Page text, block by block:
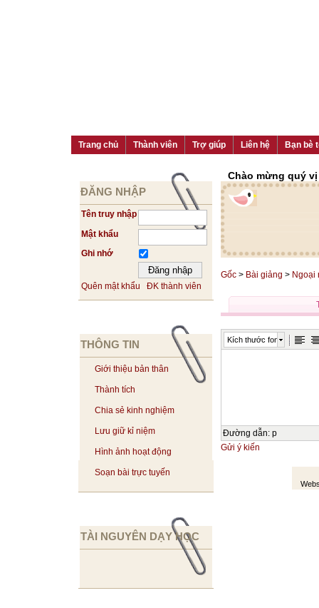
Trang chủ Thành viên Trợ giúp Liên hệ Bạn bè
ĐĂNG NHẬP
Tên truy nhập
Mật khẩu
Ghi nhớ
Quên mật khẩu ĐK thành viên
THÔNG TIN
Giới thiệu bản thân
Thành tích
Chia sẻ kinh nghiệm
Lưu giữ kỉ niệm
Hình ảnh hoạt động
Soạn bài trực tuyến
TÀI NGUYÊN DẠY HỌC
Chào mừng quý
Gốc > Bài giảng > Ngoại
Kích thước font
Đường dẫn: p
Gửi ý kiến